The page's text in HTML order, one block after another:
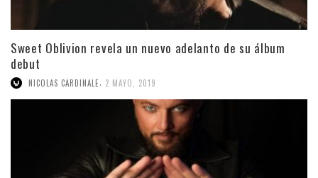
Sweet Oblivion revela un nuevo adelanto de su álbum
debut
NICOLAS CARDINALE 2 MAYO, 2019